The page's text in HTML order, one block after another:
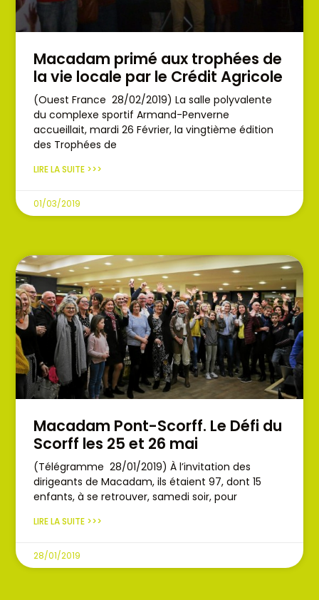
Macadam primé aux trophées de
la vie locale par le Crédit Agricole
(Ouest France 28/02/2019) La salle polyvalente
du complexe sportif Armand-Penverne
accueillait, mardi 26 Février, la vingtième édition
des Trophées de
LIRE LA SUITE >>>
01/03/2019
Macadam Pont-Scorff. Le Défi du
Scorff les 25 et 26 mai
(Télégramme 28/01/2019) À l’invitation des
dirigeants de Macadam, ils étaient 97, dont 15
enfants, à se retrouver, samedi soir, pour
LIRE LA SUITE >>>
28/01/2019